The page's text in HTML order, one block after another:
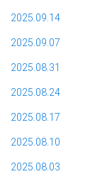
2025.09.14
2025.09.07
2025.08.31
2025.08.24
2025.08.17
2025.08.10
2025.08.03